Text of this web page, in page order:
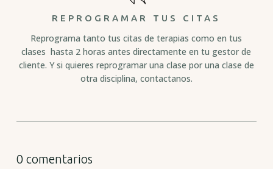
REPROGRAMAR TUS CITAS
Reprograma tanto tus citas de terapias como en tus
clases hasta 2 horas antes directamente en tu gestor de
cliente. Y si quieres reprogramar una clase por una clase de
otra disciplina, contactanos.
0 comentarios